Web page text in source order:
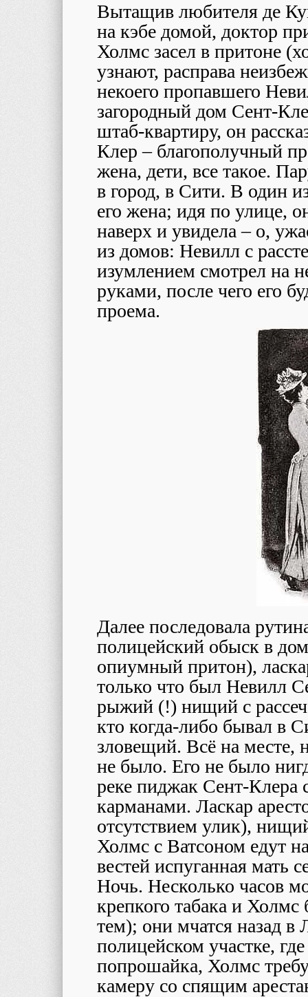
Вытащив любителя де
на кэбе домой, доктор
Холмс засел в притоне
узнают, расправа
некоего пропавшего
загородный дом Сент-
штаб-квартиру, он
Клер – благополучный
жена, дети, все такое.
в город, в Сити. В один
его жена; идя по улице,
наверх и увидела – о,
из домов: Невилл с
изумлением смотрел на
руками, после чего его
проема.
Далее последовала
полицейский обыск в
опиумный притон),
только что был Невилл
рыжий (!) нищий с
кто когда-либо бывал в
зловещий. Всё на месте,
не было. Его не было
реке пиджак Сент-Клера
карманами. Ласкар
отсутствием улик),
Холмс с Ватсоном едут
вестей испуганная мать
Ночь. Несколько часов
крепкого табака и
тем); они мчатся назад
полицейском участке,
попрошайка, Холмс
камеру со спящим